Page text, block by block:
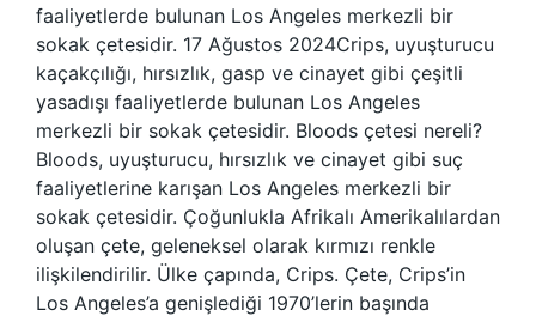
faaliyetlerde bulunan Los Angeles merkezli bir
sokak çetesidir. 17 Ağustos 2024Crips, uyuşturucu
kaçakçılığı, hırsızlık, gasp ve cinayet gibi çeşitli
yasadışı faaliyetlerde bulunan Los Angeles
merkezli bir sokak çetesidir. Bloods çetesi nereli?
Bloods, uyuşturucu, hırsızlık ve cinayet gibi suç
faaliyetlerine karışan Los Angeles merkezli bir
sokak çetesidir. Çoğunlukla Afrikalı Amerikalılardan
oluşan çete, geleneksel olarak kırmızı renkle
ilişkilendirilir. Ülke çapında, Crips. Çete, Crips’in
Los Angeles’a genişlediği 1970’lerin başında